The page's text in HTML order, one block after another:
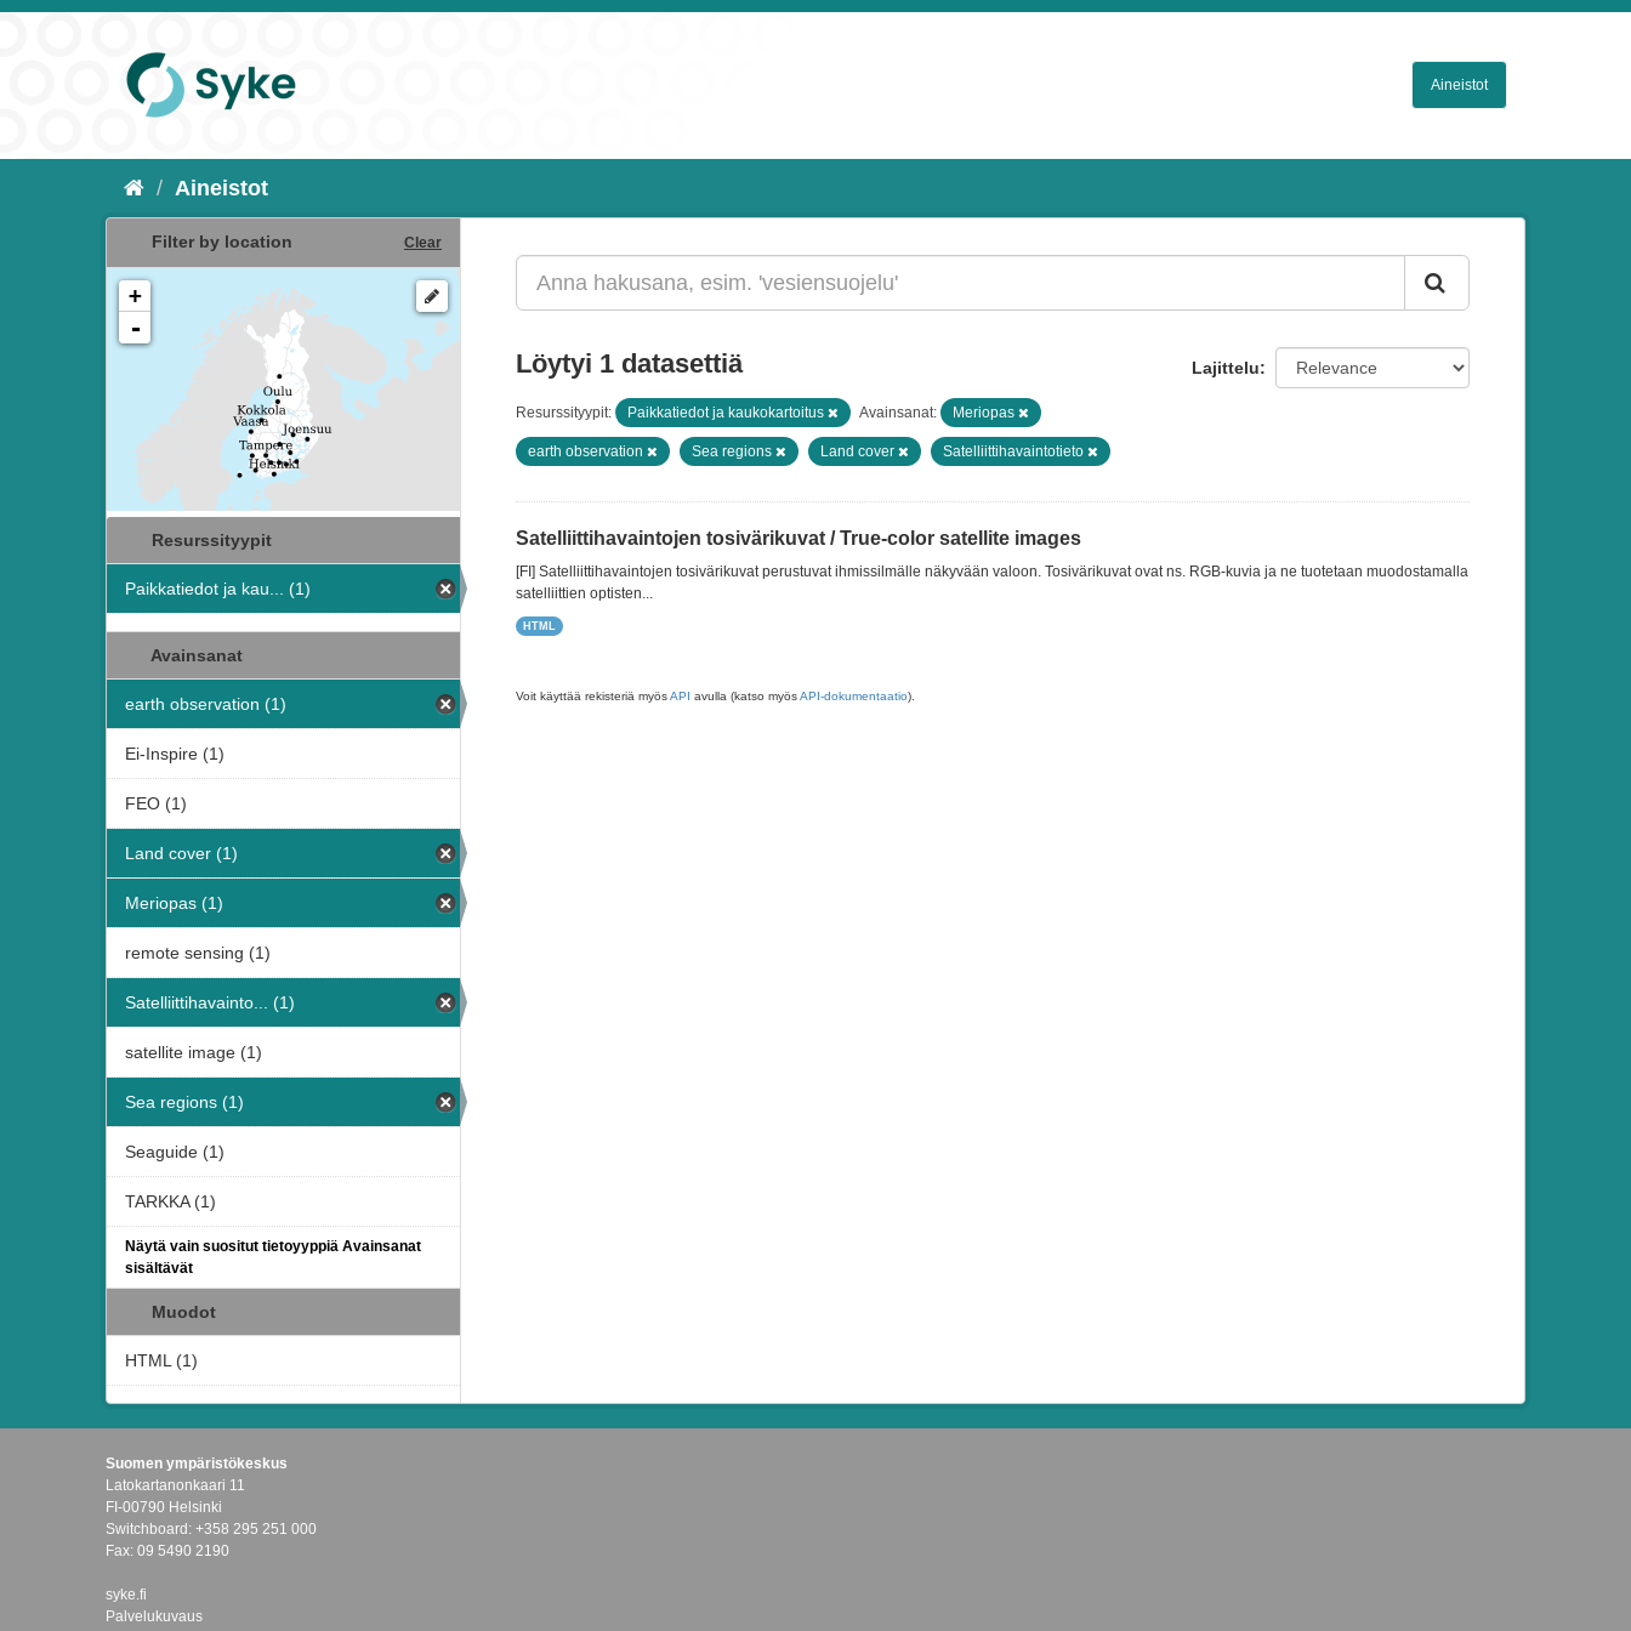
Aineistot
Aineistot
Filter by location Clear
+
-
Resurssityypit
Paikkatiedot ja kau... (1)
Avainsanat
earth observation (1)
Ei-Inspire (1)
FEO (1)
Land cover (1)
Meriopas (1)
remote sensing (1)
Satelliittihavainto... (1)
satellite image (1)
Sea regions (1)
Seaguide (1)
TARKKA (1)
Näytä vain suositut tietoyyppiä Avainsanat
sisältävät
Muodot
HTML (1)
Lajittelu
Löytyi 1 datasettiä
Resurssityypit: Paikkatiedot ja kaukokartoitus Avainsanat: Meriopas
earth observation Sea regions Land cover Satelliittihavaintotieto
Satelliittihavaintojen tosivärikuvat / True-color satellite images
[FI] Satelliittihavaintojen tosivärikuvat perustuvat ihmissilmälle näkyvään valoon. Tosivärikuvat ovat ns. RGB-kuvia ja ne tuotetaan muodostamalla
satelliittien optisten...
HTML
Voit käyttää rekisteriä myösAPI avulla (katso myösAPI-dokumentaatio).
Suomen ympäristökeskus
Latokartanonkaari 11
FI-00790 Helsinki
Switchboard: +358 295 251 000
Fax: 09 5490 2190
syke.fi
Palvelukuvaus